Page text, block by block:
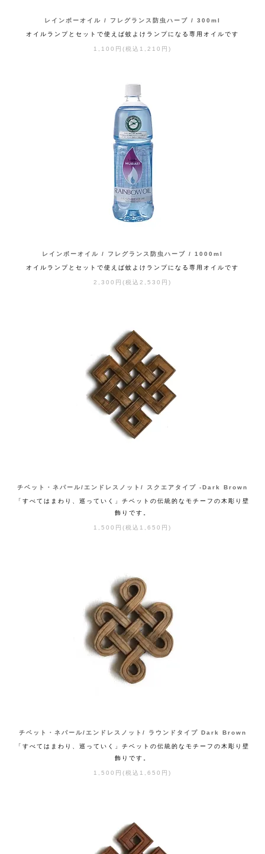
レインボーオイル / フレグランス防虫ハーブ / 300ml
オイルランプとセットで使えば蚊よけランプになる専用オイルです
1,100円(税込1,210円)
レインボーオイル / フレグランス防虫ハーブ / 1000ml
オイルランプとセットで使えば蚊よけランプになる専用オイルです
2,300円(税込2,530円)
チベット・ネパール/エンドレスノット/ スクエアタイプ -Dark Brown
「すべてはまわり、巡っていく」チベットの伝統的なモチーフの木彫り壁
飾りです。
1,500円(税込1,650円)
チベット・ネパール/エンドレスノット/ ラウンドタイプ Dark Brown
「すべてはまわり、巡っていく」チベットの伝統的なモチーフの木彫り壁
飾りです。
1,500円(税込1,650円)